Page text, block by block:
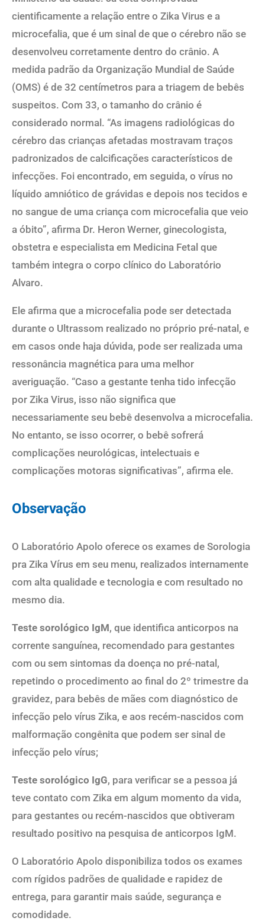
cientificamente a relação entre o Zika Virus e a
microcefalia, que é um sinal de que o cérebro não se
desenvolveu corretamente dentro do crânio. A
medida padrão da Organização Mundial de Saúde
(OMS) é de 32 centímetros para a triagem de bebês
suspeitos. Com 33, o tamanho do crânio é
considerado normal. “As imagens radiológicas do
cérebro das crianças afetadas mostravam traços
padronizados de calcificações característicos de
infecções. Foi encontrado, em seguida, o vírus no
líquido amniótico de grávidas e depois nos tecidos e
no sangue de uma criança com microcefalia que veio
a óbito”, afirma Dr. Heron Werner, ginecologista,
obstetra e especialista em Medicina Fetal que
também integra o corpo clínico do Laboratório
Alvaro.
Ele afirma que a microcefalia pode ser detectada
durante o Ultrassom realizado no próprio pré-natal, e
em casos onde haja dúvida, pode ser realizada uma
ressonância magnética para uma melhor
averiguação. “Caso a gestante tenha tido infecção
por Zika Virus, isso não significa que
necessariamente seu bebê desenvolva a microcefalia.
No entanto, se isso ocorrer, o bebê sofrerá
complicações neurológicas, intelectuais e
complicações motoras significativas”, afirma ele.
Observação
O Laboratório Apolo oferece os exames de Sorologia
pra Zika Vírus em seu menu, realizados internamente
com alta qualidade e tecnologia e com resultado no
mesmo dia.
Teste sorológico IgM, que identifica anticorpos na
corrente sanguínea, recomendado para gestantes
com ou sem sintomas da doença no pré-natal,
repetindo o procedimento ao final do 2º trimestre da
gravidez, para bebês de mães com diagnóstico de
infecção pelo vírus Zika, e aos recém-nascidos com
malformação congênita que podem ser sinal de
infecção pelo vírus;
Teste sorológico IgG, para verificar se a pessoa já
teve contato com Zika em algum momento da vida,
para gestantes ou recém-nascidos que obtiveram
resultado positivo na pesquisa de anticorpos IgM.
O Laboratório Apolo disponibiliza todos os exames
com rígidos padrões de qualidade e rapidez de
entrega, para garantir mais saúde, segurança e
comodidade.